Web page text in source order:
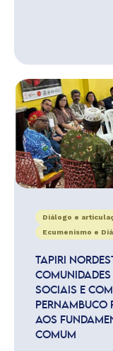
Diálogo e
Ecumenismo e
TAPIRI
SOCIAIS E
PERNAMBUCO
AOS
COMUM